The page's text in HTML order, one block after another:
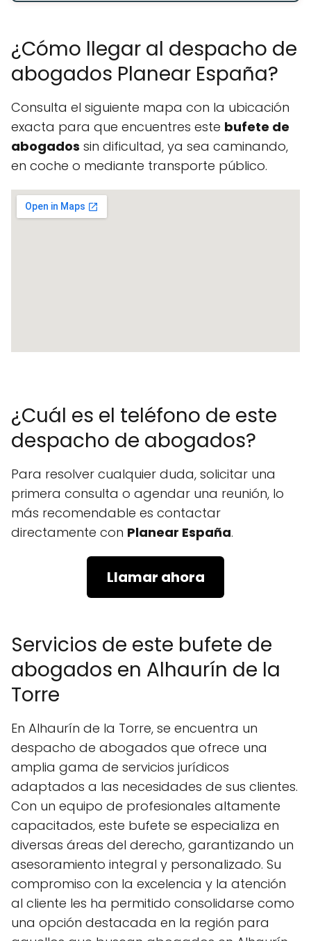
¿Cómo llegar al despacho de
abogados Planear España?
Consulta el siguiente mapa con la ubicación
exacta para que encuentres este bufete de
abogados sin dificultad, ya sea caminando,
en coche o mediante transporte público.
¿Cuál es el teléfono de este
despacho de abogados?
Para resolver cualquier duda, solicitar una
primera consulta o agendar una reunión, lo
más recomendable es contactar
directamente con Planear España.
Llamar ahora
Servicios de este bufete de
abogados en Alhaurín de la
Torre
En Alhaurín de la Torre, se encuentra un
despacho de abogados que ofrece una
amplia gama de servicios jurídicos
adaptados a las necesidades de sus clientes.
Con un equipo de profesionales altamente
capacitados, este bufete se especializa en
diversas áreas del derecho, garantizando un
asesoramiento integral y personalizado. Su
compromiso con la excelencia y la atención
al cliente les ha permitido consolidarse como
una opción destacada en la región para